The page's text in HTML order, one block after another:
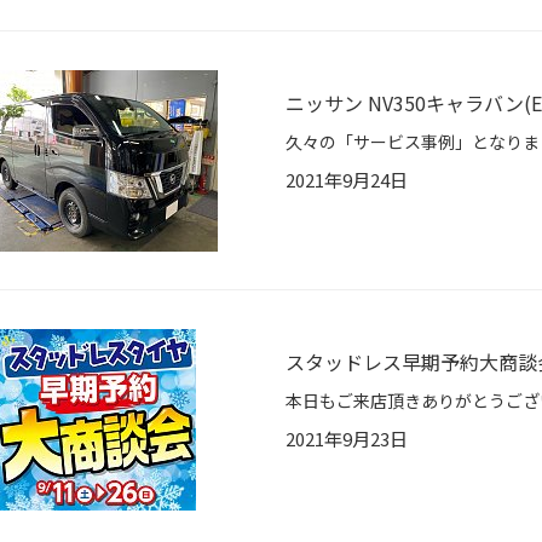
ニッサン NV350キャラバン
2021年9月24日
スタッドレス早期予約大商
2021年9月23日